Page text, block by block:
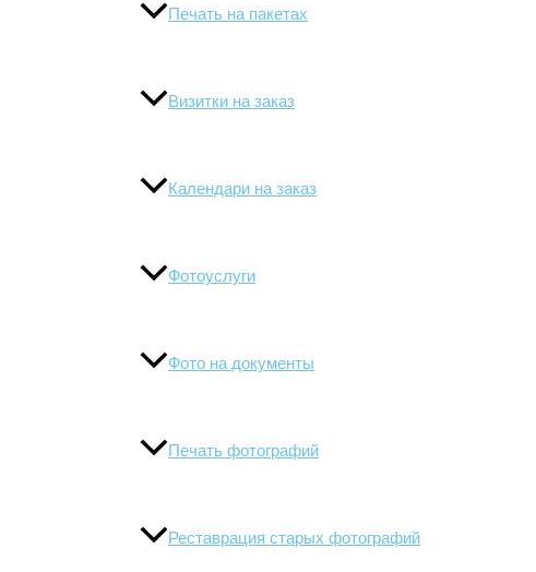
Печать на пакетах
Визитки на заказ
Календари на заказ
Фотоуслуги
Фото на документы
Печать фотографий
Реставрация старых фотографий